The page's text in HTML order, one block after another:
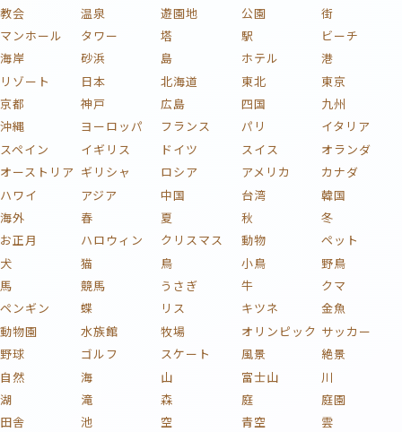
教会
温泉 遊園地 公園
街
マンホール
タワー 塔 駅
ビーチ
海岸
砂浜 島 ホテル
港
リゾート
日本 北海道 東北
東京
京都
神戸 広島 四国
九州
沖縄
ヨーロッパ フランス パリ
イタリア
スペイン
イギリス ドイツ スイス
オランダ
オーストリア ギリシャ ロシア アメリカ
カナダ
ハワイ
アジア 中国 台湾
韓国
海外
春 夏 秋
冬
お正月
ハロウィン クリスマス 動物
ペット
犬
猫 鳥 小鳥
野鳥
馬
競馬 うさぎ 牛
クマ
ペンギン
蝶 リス キツネ
金魚
動物園
水族館 牧場 オリンピック サッカー
野球
ゴルフ スケート 風景
絶景
自然
海 山 富士山
川
湖
滝 森 庭
庭園
田舎
池 空 青空
雲